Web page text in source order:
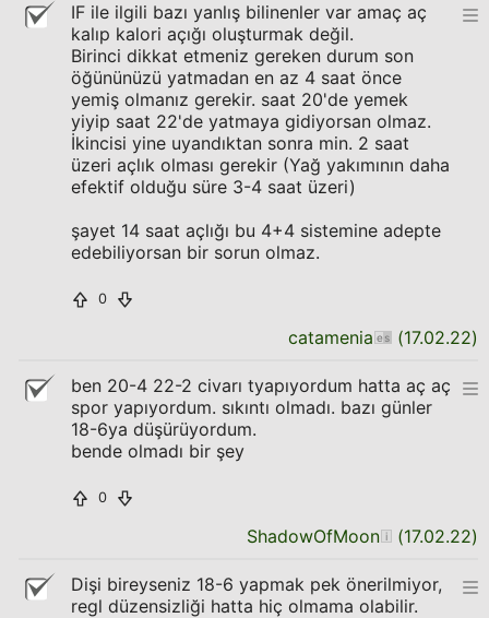
IF ile ilgili bazı yanlış bilinenler var amaç aç
kalıp kalori açığı oluşturmak değil.
Birinci dikkat etmeniz gereken durum son
öğününüzü yatmadan en az 4 saat önce
yemiş olmanız gerekir. saat 20'de yemek
yiyip saat 22'de yatmaya gidiyorsan olmaz.
İkincisi yine uyandıktan sonra min. 2 saat
üzeri açlık olması gerekir (Yağ yakımının daha
efektif olduğu süre 3-4 saat üzeri)
şayet 14 saat açlığı bu 4+4 sistemine adepte
edebiliyorsan bir sorun olmaz.
0
catamenia (17.02.22)
ben 20-4 22-2 civarı tyapıyordum hatta aç aç
spor yapıyordum. sıkıntı olmadı. bazı günler
18-6ya düşürüyordum.
bende olmadı bir şey
0
ShadowOfMoon (17.02.22)
Dişi bireyseniz 18-6 yapmak pek önerilmiyor,
regl düzensizliği hatta hiç olmama olabilir.